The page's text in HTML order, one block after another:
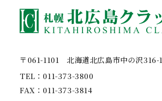
〒061-1101 北海道北広島市中の沢316-1
TEL
011-373-3800
FAX
011-373-3814